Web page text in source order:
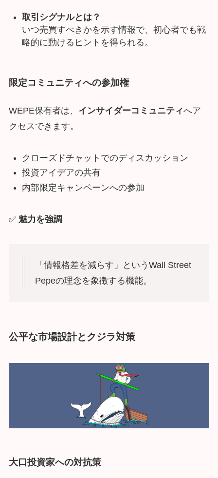
取引シグナルとは？
いつ売買すべきかを示す情報で、初心者でも戦
略的に動けるヒントを得られる。
限定コミュニティへの参加権
WEPE保有者は、 インサイダーコミュニティへア
クセスできます。
クローズドチャットでのディスカッション
投資アイデアの共有
内部限定キャンペーンへの参加
✅ 魅力を強調
「情報格差を減らす」というWall Street
Pepeの理念を象徴する機能。
公平な市場設計とクジラ対策
大口投資家への対抗策